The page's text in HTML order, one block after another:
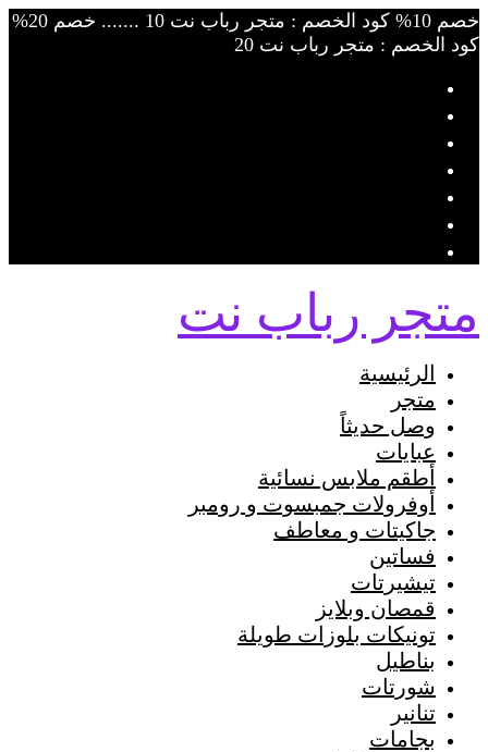
Skip
to
content
خصم 10% كود الخصم : متجر رباب نت 10 ....... خصم 20%
كود الخصم : متجر رباب نت 20
متجر رباب نت
الرئيسية
متجر
وصل حديثاً
عبايات
أطقم ملابس نسائية
أوفرولات جمبسوت و رومبر
جاكيتات و معاطف
فساتين
تيشيرتات
قمصان وبلايز
تونيكات بلوزات طويلة
بناطيل
شورتات
تنانير
بجامات